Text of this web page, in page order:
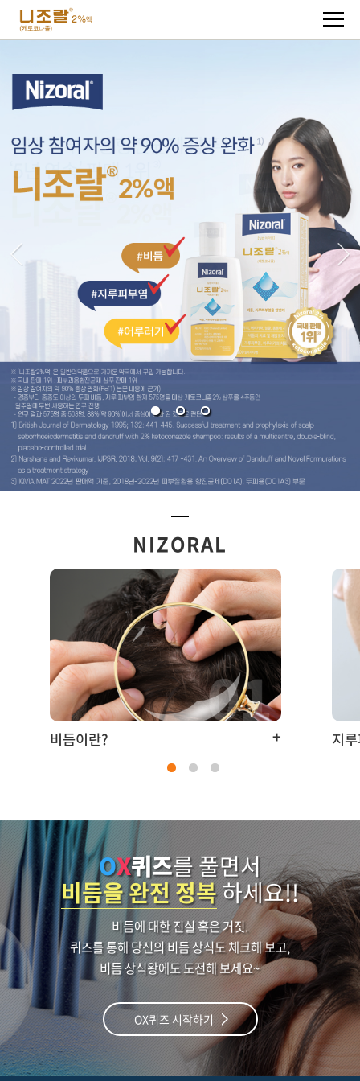
주메뉴 바로가기
컨텐츠 바로가기
NIZORAL
비듬이란? + 지
OX퀴즈를 풀면서
비듬을 완전 정복하세요!!
비듬에 대한 진실 혹은 거짓.
퀴즈를 통해 당신의 비듬 상식도 체크해 보고,
비듬 상식왕에도 도전해 보세요~
OX퀴즈 시작하기